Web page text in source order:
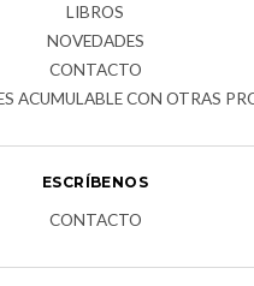
LIBROS
NOVEDADES
CONTACTO
ACUMULABLE CON OTRAS
ESCRÍBENOS
CONTACTO